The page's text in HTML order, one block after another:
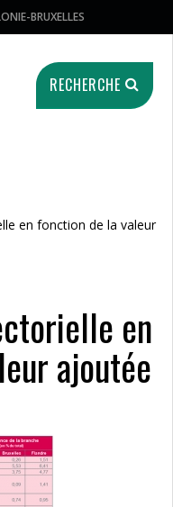
BRUXELLES
RECHERCHE
en fonction de la valeur
en
ajoutée